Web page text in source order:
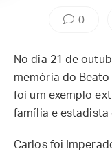
0
No dia 21 de
memória do Beato
foi um exemplo
família e estadista
Carlos foi